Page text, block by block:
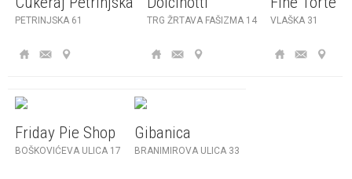
PETRINJSKA 61 TRG ŽRTAVA FAŠIZMA 14 VLAŠKA 31
Friday Pie Shop
BOŠKOVIĆEVA ULICA 17
Gibanica
BRANIMIROVA ULICA 33